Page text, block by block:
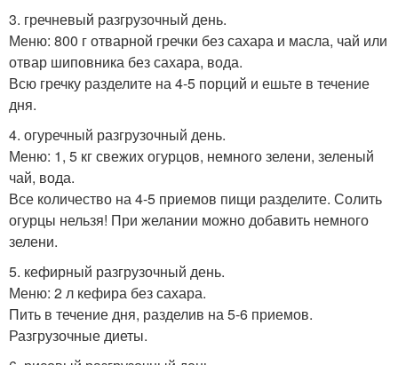
3. гречневый разгрузочный день.
Меню: 800 г отварной гречки без сахара и масла, чай или
отвар шиповника без сахара, вода.
Всю гречку разделите на 4-5 порций и ешьте в течение
дня.
4. огуречный разгрузочный день.
Меню: 1, 5 кг свежих огурцов, немного зелени, зеленый
чай, вода.
Все количество на 4-5 приемов пищи разделите. Солить
огурцы нельзя! При желании можно добавить немного
зелени.
5. кефирный разгрузочный день.
Меню: 2 л кефира без сахара.
Пить в течение дня, разделив на 5-6 приемов.
Разгрузочные диеты.